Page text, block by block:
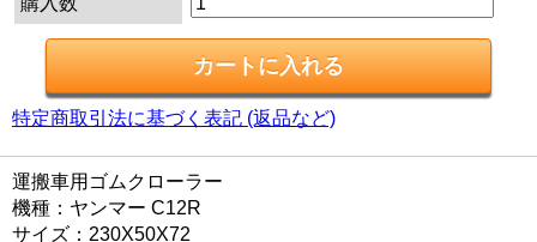
特定商取引法に基づく表記 (返品など)
運搬車用ゴムクローラー
機種：ヤンマー C12R
サイズ：230X50X72